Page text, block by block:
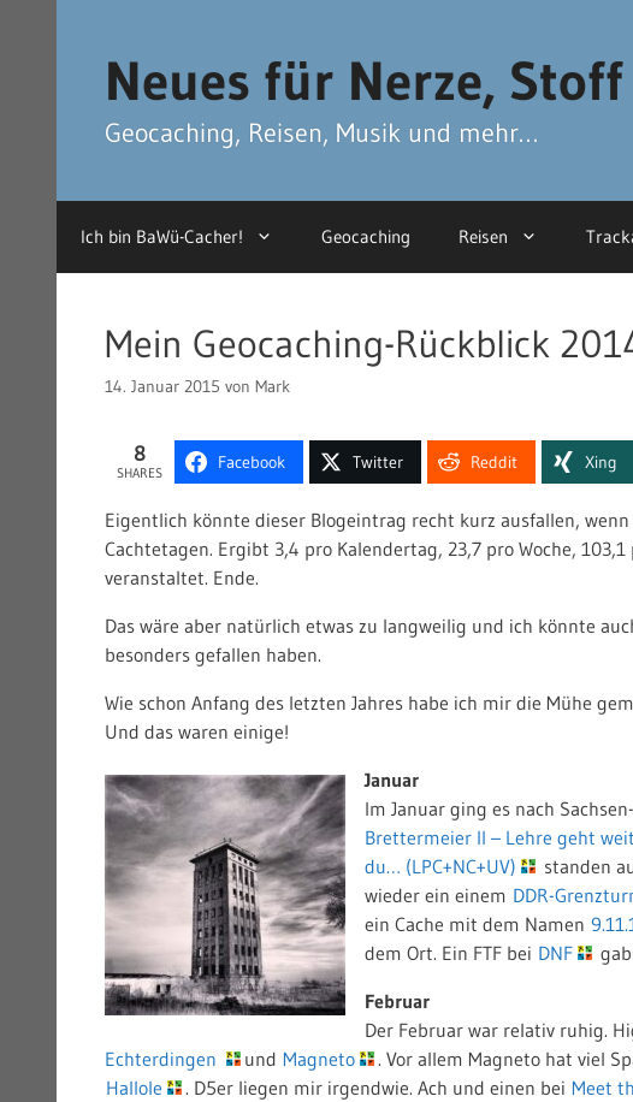
Neues für Nerze,
Geocaching, Reisen, Musik und mehr…
Ich bin BaWü-Cacher! Geocaching Reisen
Mein Geocaching-Rückblick
14. Januar 2015 von Mark
8
SHARES
Facebook Twitter Reddit Xing
Eigentlich könnte dieser Blogeintrag recht kurz ausfallen,
Cachtetagen. Ergibt 3,4 pro Kalendertag, 23,7 pro Woche,
veranstaltet. Ende.
Das wäre aber natürlich etwas zu langweilig und ich könnte
besonders gefallen haben.
Wie schon Anfang des letzten Jahres habe ich mir die Mühe
Und das waren einige!
Januar
Im Januar ging es nach
Brettermeier II – Lehre geht
du… (LPC+NC+UV)
standen
wieder ein einem DDR-
ein Cache mit dem Namen
dem Ort. Ein FTF bei DNF
Februar
Der Februar war relativ ruhig.
Echterdingen
und Magneto
. Vor allem Magneto hat viel
Hallole
. D5er liegen mir irgendwie. Ach und einen bei Meet